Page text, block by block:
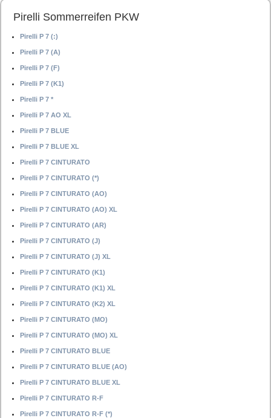
Pirelli Sommerreifen PKW
Pirelli P 7 (:)
Pirelli P 7 (A)
Pirelli P 7 (F)
Pirelli P 7 (K1)
Pirelli P 7 *
Pirelli P 7 AO XL
Pirelli P 7 BLUE
Pirelli P 7 BLUE XL
Pirelli P 7 CINTURATO
Pirelli P 7 CINTURATO (*)
Pirelli P 7 CINTURATO (AO)
Pirelli P 7 CINTURATO (AO) XL
Pirelli P 7 CINTURATO (AR)
Pirelli P 7 CINTURATO (J)
Pirelli P 7 CINTURATO (J) XL
Pirelli P 7 CINTURATO (K1)
Pirelli P 7 CINTURATO (K1) XL
Pirelli P 7 CINTURATO (K2) XL
Pirelli P 7 CINTURATO (MO)
Pirelli P 7 CINTURATO (MO) XL
Pirelli P 7 CINTURATO BLUE
Pirelli P 7 CINTURATO BLUE (AO)
Pirelli P 7 CINTURATO BLUE XL
Pirelli P 7 CINTURATO R-F
Pirelli P 7 CINTURATO R-F (*)